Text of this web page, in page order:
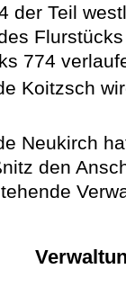
der Teil
774
Koitzsch
Neukirch
den